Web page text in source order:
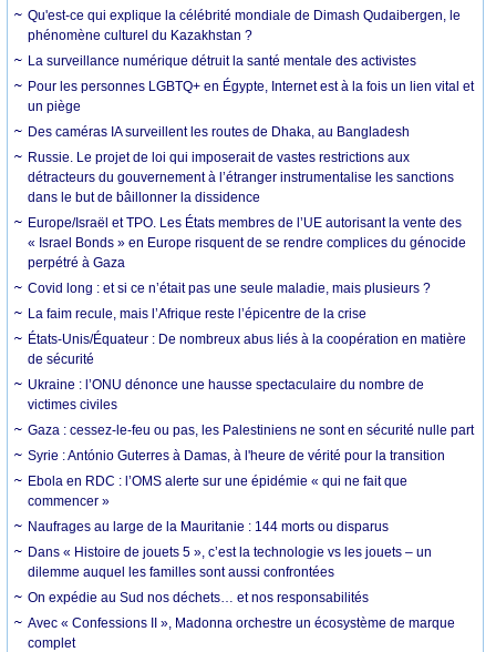
Qu'est-ce qui explique la célébrité mondiale de Dimash Qudaibergen, le
phénomène culturel du Kazakhstan ?
La surveillance numérique détruit la santé mentale des activistes
Pour les personnes LGBTQ+ en Égypte, Internet est à la fois un lien vital et
un piège
Des caméras IA surveillent les routes de Dhaka, au Bangladesh
Russie. Le projet de loi qui imposerait de vastes restrictions aux
détracteurs du gouvernement à l’étranger instrumentalise les sanctions
dans le but de bâillonner la dissidence
Europe/Israël et TPO. Les États membres de l’UE autorisant la vente des
« Israel Bonds » en Europe risquent de se rendre complices du génocide
perpétré à Gaza
Covid long : et si ce n’était pas une seule maladie, mais plusieurs ?
La faim recule, mais l’Afrique reste l’épicentre de la crise
États-Unis/Équateur : De nombreux abus liés à la coopération en matière
de sécurité
Ukraine : l’ONU dénonce une hausse spectaculaire du nombre de
victimes civiles
Gaza : cessez-le-feu ou pas, les Palestiniens ne sont en sécurité nulle part
Syrie : António Guterres à Damas, à l'heure de vérité pour la transition
Ebola en RDC : l’OMS alerte sur une épidémie « qui ne fait que
commencer »
Naufrages au large de la Mauritanie : 144 morts ou disparus
Dans « Histoire de jouets 5 », c’est la technologie vs les jouets – un
dilemme auquel les familles sont aussi confrontées
On expédie au Sud nos déchets… et nos responsabilités
Avec « Confessions II », Madonna orchestre un écosystème de marque
complet